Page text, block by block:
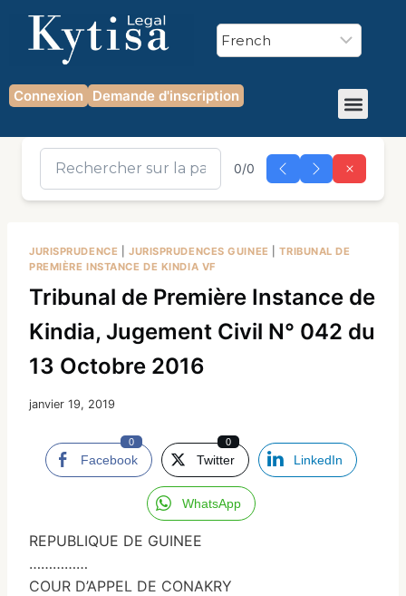
Connexion Demande d'inscription
0/0
JURISPRUDENCE JURISPRUDENCES GUINEE |TRIBUNAL DE
PREMIÈRE INSTANCE DE KINDIA VF
Tribunal de Première Instance de
Kindia, Jugement Civil N° 042 du
13 Octobre 2016
janvier 19, 2019
Facebook
0
Twitter
0
LinkedIn
WhatsApp
REPUBLIQUE DE GUINEE
……………
COUR D’APPEL DE CONAKRY